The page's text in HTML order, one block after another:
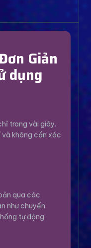
Giản
dụng
trong vài giây.
và không cần xác
qua các
như chuyển
tự động